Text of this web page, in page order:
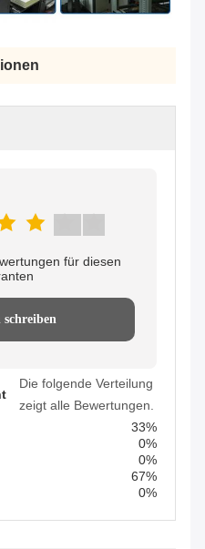
für diesen
schreiben
Die folgende Verteilung
zeigt alle Bewertungen.
33%
0%
0%
67%
0%